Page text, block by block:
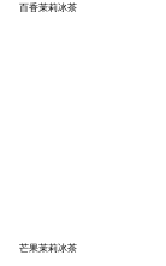
百香茉莉冰茶
芒果茉莉冰茶